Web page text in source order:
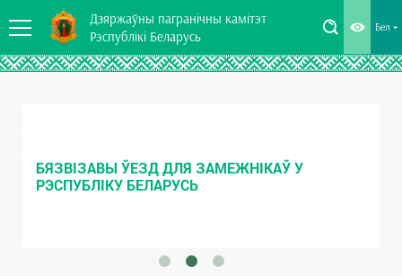
Дзяржаўны пагранічны камітэт
Рэспублікі Беларусь
Бел
БЯЗВІЗАВЫ ЎЕЗД ДЛЯ ЗАМЕЖНІКАЎ У
РЭСПУБЛІКУ БЕЛАРУСЬ